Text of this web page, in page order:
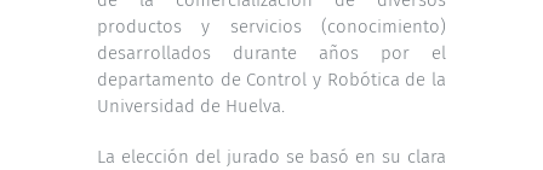
productos y servicios (conocimiento)
desarrollados durante años por el
departamento de Control y Robótica de la
Universidad de Huelva.
La elección del jurado se basó en su clara